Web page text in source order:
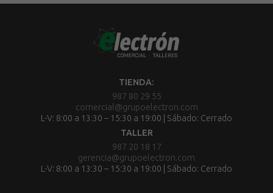
TIENDA:
987 80 29 55
comercial@grupoelectron.com
L-V: 8:00 a 13:30 – 15:30 a 19:00 | Sábado: Cerrado
TALLER
987 20 18 17
gerencia@grupoelectron.com
L-V: 8:00 a 13:30 – 15:30 a 19:00 | Sábado: Cerrado